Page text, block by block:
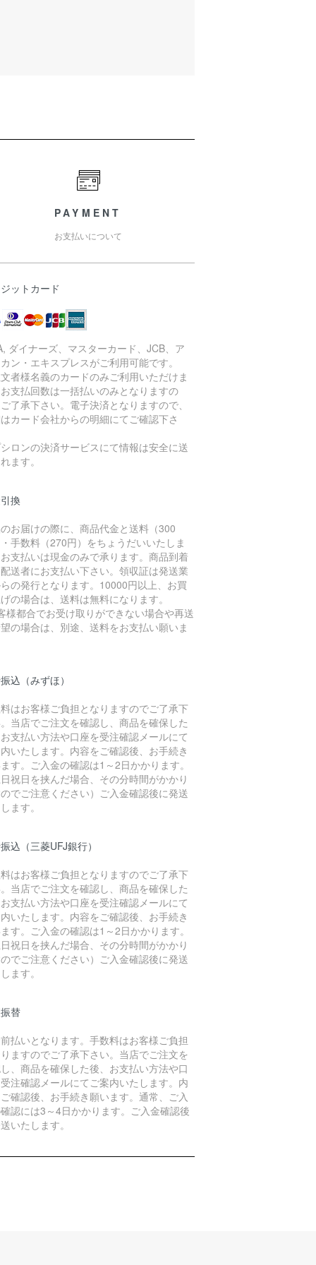
PAYMENT
お支払いについて
ットカード
ダイナーズ、マスターカード、JCB、ア
ン・エキスプレスがご利用可能です。
者様名義のカードのみご利用いただけま
支払回数は一括払いのみとなりますの
了承下さい。電子決済となりますので、
カード会社からの明細にてご確認下さ
ロンの決済サービスにて情報は安全に送
ます。
換
お届けの際に、商品代金と送料（300
手数料（270円）をちょうだいいたしま
支払いは現金のみで承ります。商品到着
送者にお支払い下さい。領収証は発送業
の発行となります。10000円以上、お買
の場合は、送料は無料になります。
様都合でお受け取りができない場合や再送
の場合は、別途、送料をお支払い願いま
込（みずほ）
はお客様ご負担となりますのでご了承下
当店でご注文を確認し、商品を確保した
支払い方法や口座を受注確認メールにて
いたします。内容をご確認後、お手続き
す。ご入金の確認は1～2日かかります。
日祝日を挟んだ場合、その分時間がかかり
でご注意ください）ご入金確認後に発送
ます。
込（三菱UFJ銀行）
はお客様ご負担となりますのでご了承下
当店でご注文を確認し、商品を確保した
支払い方法や口座を受注確認メールにて
いたします。内容をご確認後、お手続き
す。ご入金の確認は1～2日かかります。
日祝日を挟んだ場合、その分時間がかかり
でご注意ください）ご入金確認後に発送
ます。
替
払いとなります。手数料はお客様ご負担
ますのでご了承下さい。当店でご注文を
、商品を確保した後、お支払い方法や口
注確認メールにてご案内いたします。内
確認後、お手続き願います。通常、ご入
認には3～4日かかります。ご入金確認後
いたします。